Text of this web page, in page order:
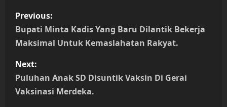
P
o
t
n
Previous:
Bupati Minta Kadis Yang Baru Dilantik Bekerja
Maksimal Untuk Kemaslahatan Rakyat.
Next:
Puluhan Anak SD Disuntik Vaksin Di Gerai
Vaksinasi Merdeka.